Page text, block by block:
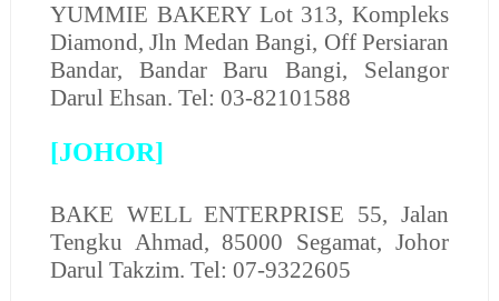
YUMMIE BAKERYLot 313, Kompleks
Diamond, Jln Medan Bangi, Off Persiaran
Bandar, Bandar Baru Bangi, Selangor
Darul Ehsan. Tel: 03-82101588
[JOHOR]
BAKE WELL ENTERPRISE 55, Jalan
Tengku Ahmad, 85000 Segamat, Johor
Darul Takzim. Tel: 07-9322605